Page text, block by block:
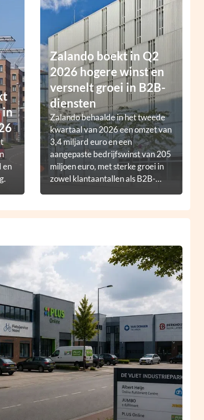
in
en
Zalando boekt in Q2
2026 hogere winst en
versnelt groei in B2B-
diensten
Zalando behaalde in het tweede
kwartaal van 2026 een omzet van
3,4 miljard euro en een
aangepaste bedrijfswinst van 205
miljoen euro, met sterke groei in
zowel klantaantallen als B2B-